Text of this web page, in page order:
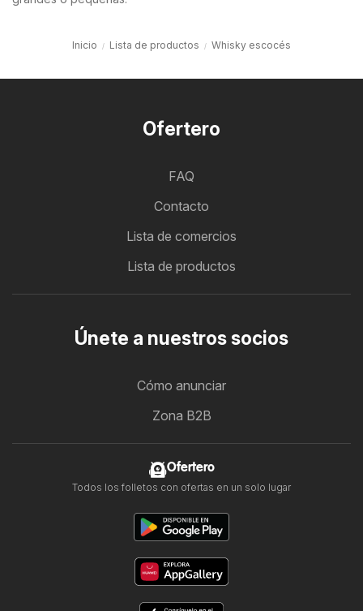
Inicio Lista de productos Whisky escocés
Ofertero
FAQ
Contacto
Lista de comercios
Lista de productos
Únete a nuestros socios
Cómo anunciar
Zona B2B
Ofertero
Todos los folletos con ofertas en un solo lugar